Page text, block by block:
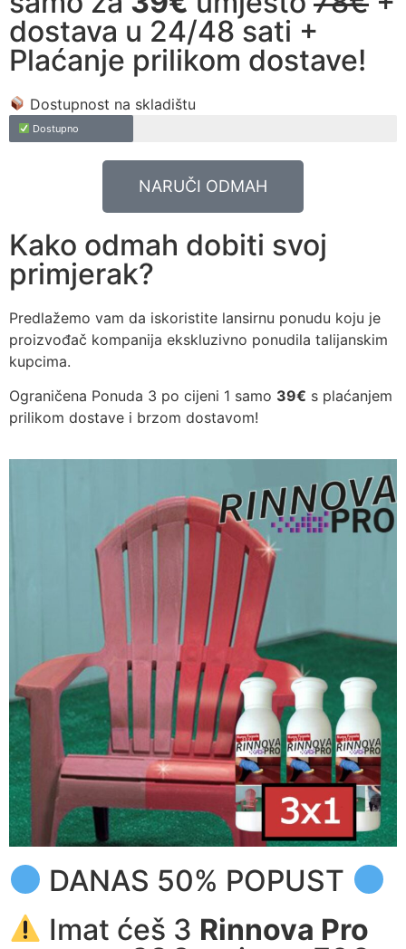
dostava u 24/48 sati +
Plaćanje prilikom dostave!
Dostupnost na skladištu
Dostupno
NARUČI ODMAH
Kako odmah dobiti svoj
primjerak?
Predlažemo vam da iskoristite lansirnu ponudu koju je
proizvođač kompanija ekskluzivno ponudila talijanskim
kupcima.
Ograničena Ponuda 3 po cijeni 1 samo 39€ s plaćanjem
prilikom dostave i brzom dostavom!
DANAS 50% POPUST
Imat ćeš 3 Rinnova Pro